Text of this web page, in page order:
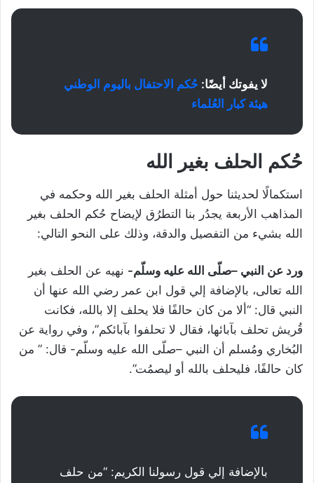
لا يفوتك أيضًا: حُكم الاحتفال باليوم الوطني
هيئة كبار العُلماء
حُكم الحلف بغير الله
استكمالًا لحديثنا حول أمثلة الحلف بغير الله وحكمه في
المذاهب الأربعة يجدُر بنا التطرُق لإيضاح حُكم الحلف بغير
الله بشيء من التفصيل والدقة، وذلك على النحو التالي:
ورد عن النبي –صلّى الله عليه وسلّم- نهيه عن الحلف بغير
الله تعالى، بالإضافة إلي قول ابن عمر رضي الله عنها أن
النبي قال: “ألا من كان حالفًا فلا يحلف إلا بالله، فكانت
قُريش تحلف بآبائها، فقال لا تحلفوا بآبائكم”، وفي رواية عن
البُخاري ومُسلم أن النبي –صلّى الله عليه وسلّم- قال: ” من
كان حالفًا، فليحلف بالله أو ليصمُت”.
بالإضافة إلي قول رسولنا الكريم: “من حلف